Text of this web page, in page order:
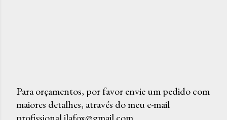
P
Para orçamentos, por favor envie um pedido com
maiores detalhes, através do meu e-mail